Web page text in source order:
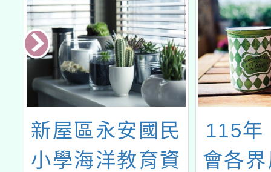
新屋區永安國民
小學海洋教育資
115年
會各